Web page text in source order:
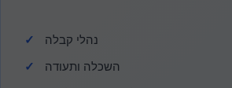
נהלי קבלה
השכלה ותעודה